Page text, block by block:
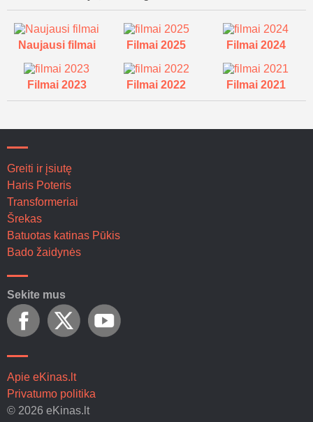
Naujausi filmai Filmai 2025 Filmai 2024
Filmai 2023 Filmai 2022 Filmai 2021
Greiti ir įsiutę
Haris Poteris
Transformeriai
Šrekas
Batuotas katinas Pūkis
Bado žaidynės
Sekite mus
Apie eKinas.lt
Privatumo politika
© 2026 eKinas.lt